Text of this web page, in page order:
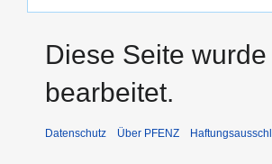
Diese Seite
bearbeitet.
Datenschutz Über PFENZ